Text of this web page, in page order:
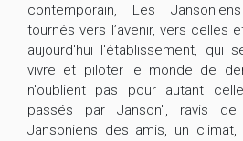
contemporain, Les
tournés vers l’avenir, vers celles
aujourd'hui l'établissement, qui
vivre et piloter le monde de
n'oublient pas pour autant
passés par Janson", ravis
Jansoniens des amis, un